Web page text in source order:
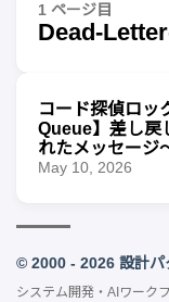
1 ページ目
Dead-
コード探偵ロッ
Queue】差し戻
れたメッセージ
May 10, 2026
© 2000 - 2026 設計パ
システム開発・AIワーク